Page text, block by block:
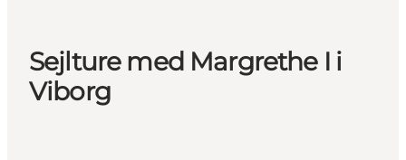
Sejlture med Margrethe I i
Viborg